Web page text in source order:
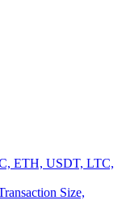
ETH, USDT, LTC,
Size,